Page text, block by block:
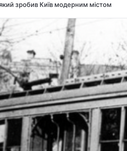
зробив Київ модерним містом